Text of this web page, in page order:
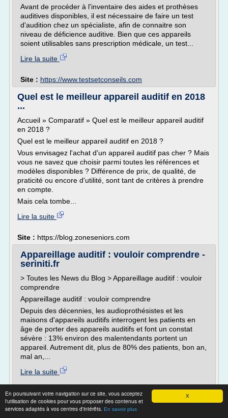
X
En poursuivant votre navigation sur ce site, vous acceptez
l'utilisation de cookies pour vous proposer des contenus et
services adaptés à vos centres d'intérêts. En savoir plus
Avant de procéder à l'inventaire des aides et prothèses
auditives disponibles, il est nécessaire de faire un test
d'audition chez un spécialiste, afin de connaitre son
niveau de déficience auditive. Bien que ces appareils
soient utilisables sans prescription médicale, un test...
Lire la suite
Site : https://www.testsetconseils.com
Quel est le meilleur appareil auditif en 2018
...
Accueil » Comparatif » Quel est le meilleur appareil auditif
en 2018 ?
Quel est le meilleur appareil auditif en 2018 ?
Vous envisagez l'achat d'un appareil auditif pas cher ? Mais
vous ne savez que choisir parmi toutes les références et
modèles disponibles ? Différence de prix, de qualité, de
praticité ou encore d'utilité, sont tant de critères à prendre
en compte.
Mais cela tombe...
Lire la suite
Site : https://blog.zoneseniors.com
Appareillage auditif : vouloir comprendre -
seriniti.fr
> Toutes les News du Blog > Appareillage auditif : vouloir
comprendre
Appareillage auditif : vouloir comprendre
Depuis des décennies, les audioprothésistes et les
maisons d'appareils auditifs interrogent les patients en
âge de porter des appareils auditifs et font un constat
sévère : 13% environ des malentendants portent un
appareil. Autrement dit, plus de 80% des patients, bon an,
mal an,...
Lire la suite
Site :https://www.seriniti.fr
Prothèse auditive à Colmar dans le Haut-